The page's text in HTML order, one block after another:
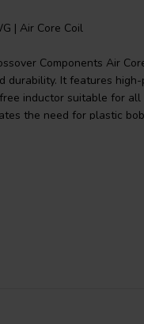
| Air Core Coil
Components Air
durability. It features
inductor suitable for all
the need for plastic
an aliphatic polyamide
tolerance of +/-3%